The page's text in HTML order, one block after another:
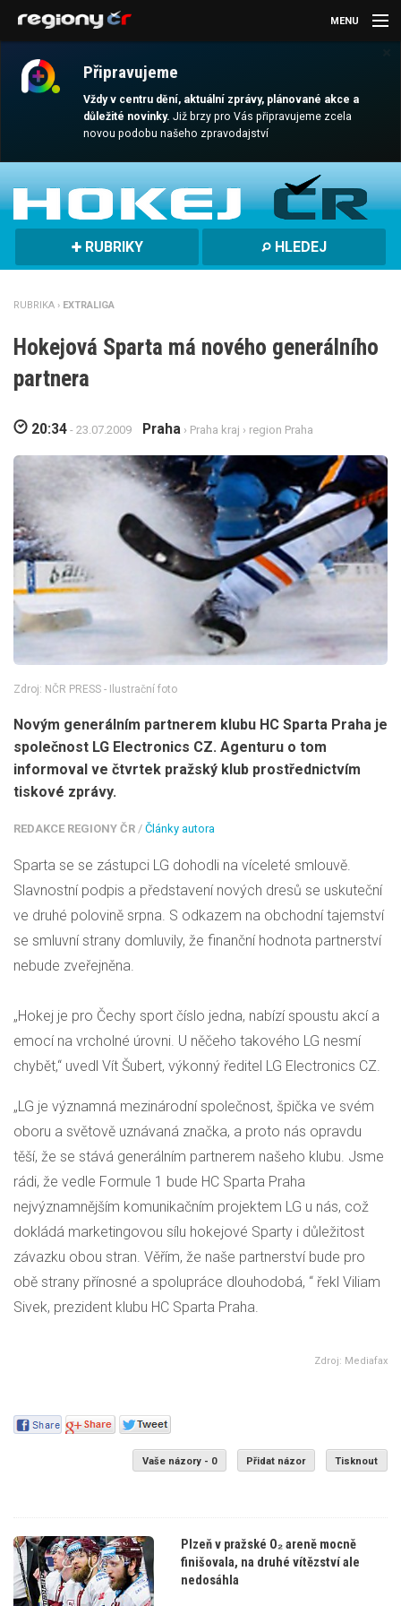
Připravujeme
Vždy v centru dění, aktuální zprávy, plánované akce a
důležité novinky.Již brzy pro Vás připravujeme zcela
novou podobu našeho zpravodajství
MENU
AKTUALITY
RUBRIKY HLEDEJ
RUBRIKA › EXTRALIGA
Hokejová Sparta má nového generálního
partnera
20:34 - 23.07.2009 Praha › Praha kraj › region Praha
Zdroj: NČR PRESS - Ilustrační foto
Novým generálním partnerem klubu HC Sparta Praha je
společnost LG Electronics CZ. Agenturu o tom
informoval ve čtvrtek pražský klub prostřednictvím
tiskové zprávy.
REDAKCE REGIONY ČR / Články autora
Sparta se se zástupci LG dohodli na víceleté smlouvě.
Slavnostní podpis a představení nových dresů se uskuteční
ve druhé polovině srpna. S odkazem na obchodní tajemství
se smluvní strany domluvily, že finanční hodnota partnerství
nebude zveřejněna.
„Hokej je pro Čechy sport číslo jedna, nabízí spoustu akcí a
emocí na vrcholné úrovni. U něčeho takového LG nesmí
chybět,“ uvedl Vít Šubert, výkonný ředitel LG Electronics CZ.
„LG je významná mezinárodní společnost, špička ve svém
oboru a světově uznávaná značka, a proto nás opravdu
těší, že se stává generálním partnerem našeho klubu. Jsme
rádi, že vedle Formule 1 bude HC Sparta Praha
nejvýznamnějším komunikačním projektem LG u nás, což
dokládá marketingovou sílu hokejové Sparty i důležitost
závazku obou stran. Věřím, že naše partnerství bude pro
obě strany přínosné a spolupráce dlouhodobá, “ řekl Viliam
Sivek, prezident klubu HC Sparta Praha.
Zdroj: Mediafax
Vaše názory - 0 Přidat názor Tisknout
Plzeň v pražské O₂ areně mocně
finišovala, na druhé vítězství ale
nedosáhla